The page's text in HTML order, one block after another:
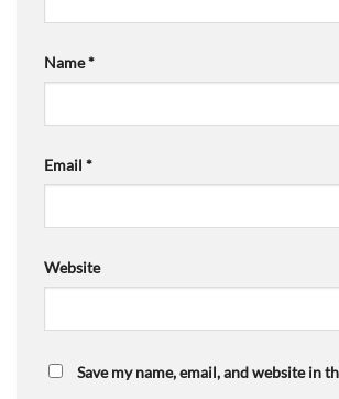
Name*
Email *
Website
Save my name, email, and website in